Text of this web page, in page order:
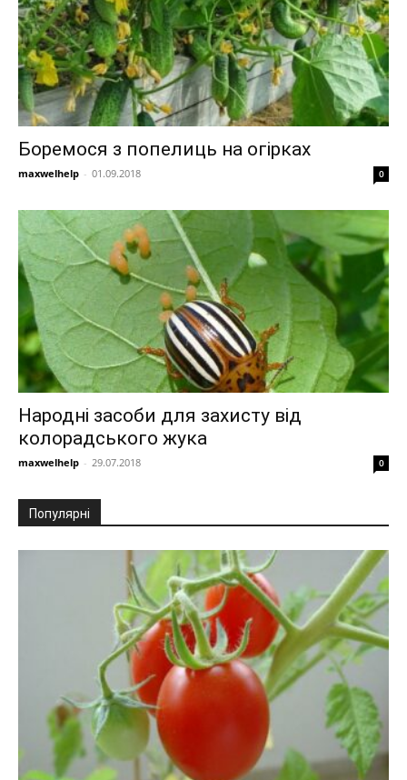
Боремося з попелиць на огірках
maxwelhelp - 01.09.2018 0
Народні засоби для захисту від
колорадського жука
maxwelhelp - 29.07.2018 0
Популярні